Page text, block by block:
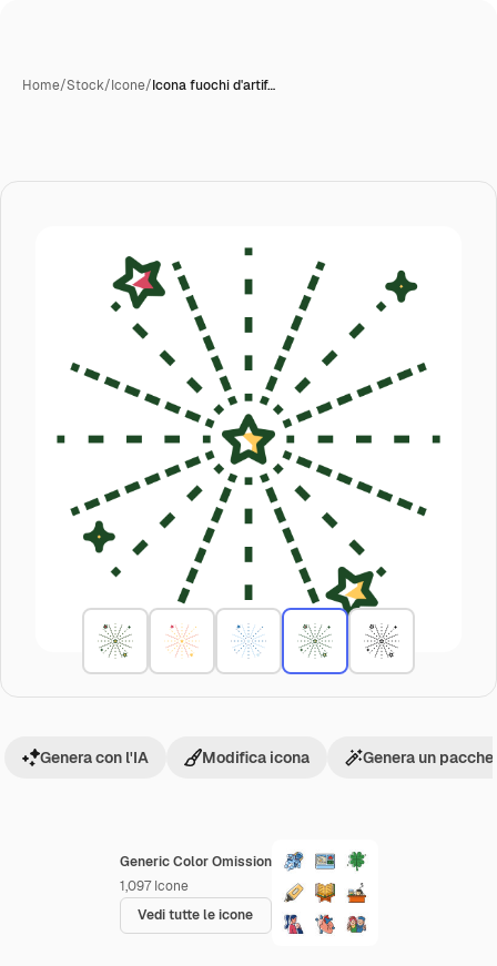
Home/Stock/Icone/Icona fuochi d'artif…
Generic Color Omission
1,097 Icone
Vedi tutte le icone
Genera con l'IA Modifica icona Genera un